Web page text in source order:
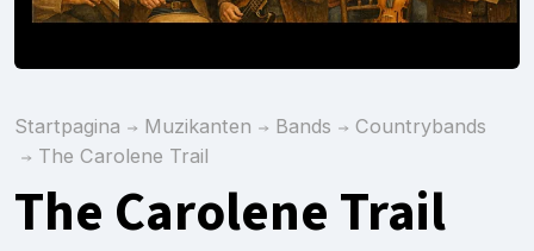
Startpagina Muzikanten Bands
Countrybands
The Carolene Trail
The Carolene Trail